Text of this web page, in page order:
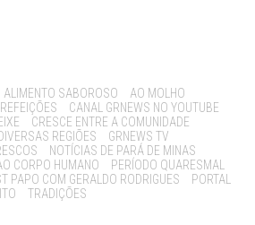
ALIMENTO SABOROSO
AO MOLHO
CANAL GRNEWS NO YOUTUBE
CRESCE ENTRE A COMUNIDADE
REGIÕES
GRNEWS TV
NOTÍCIAS DE PARÁ DE MINAS
CORPO HUMANO
PERÍODO QUARESMAL
PAPO COM GERALDO RODRIGUES
PORTAL
TRADIÇÕES